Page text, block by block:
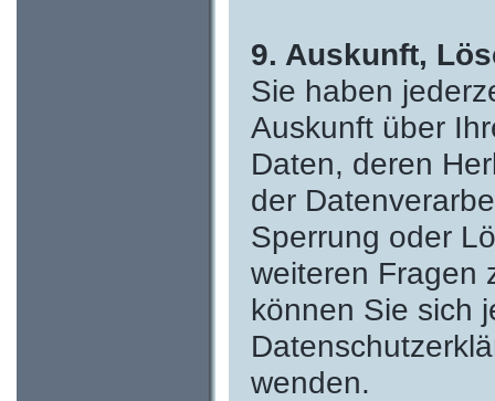
9. Auskunft,
Sie haben
Auskunft über
Daten, deren
der
Sperrung oder
weiteren Fragen
können Sie sich
wenden.